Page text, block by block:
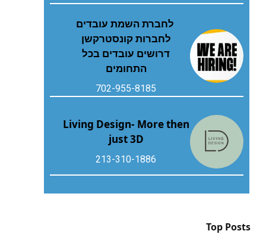
לחברת השמת עובדים
לחברות קונסטרקשן
דרושים עובדים בכל
התחומים
702-955-8185
Living Design- More then
just 3D
213-310-1886
Top Posts